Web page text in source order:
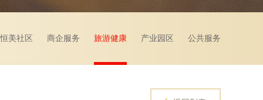
恒美社区 商企服务 旅游健康 产业园区 公共服务